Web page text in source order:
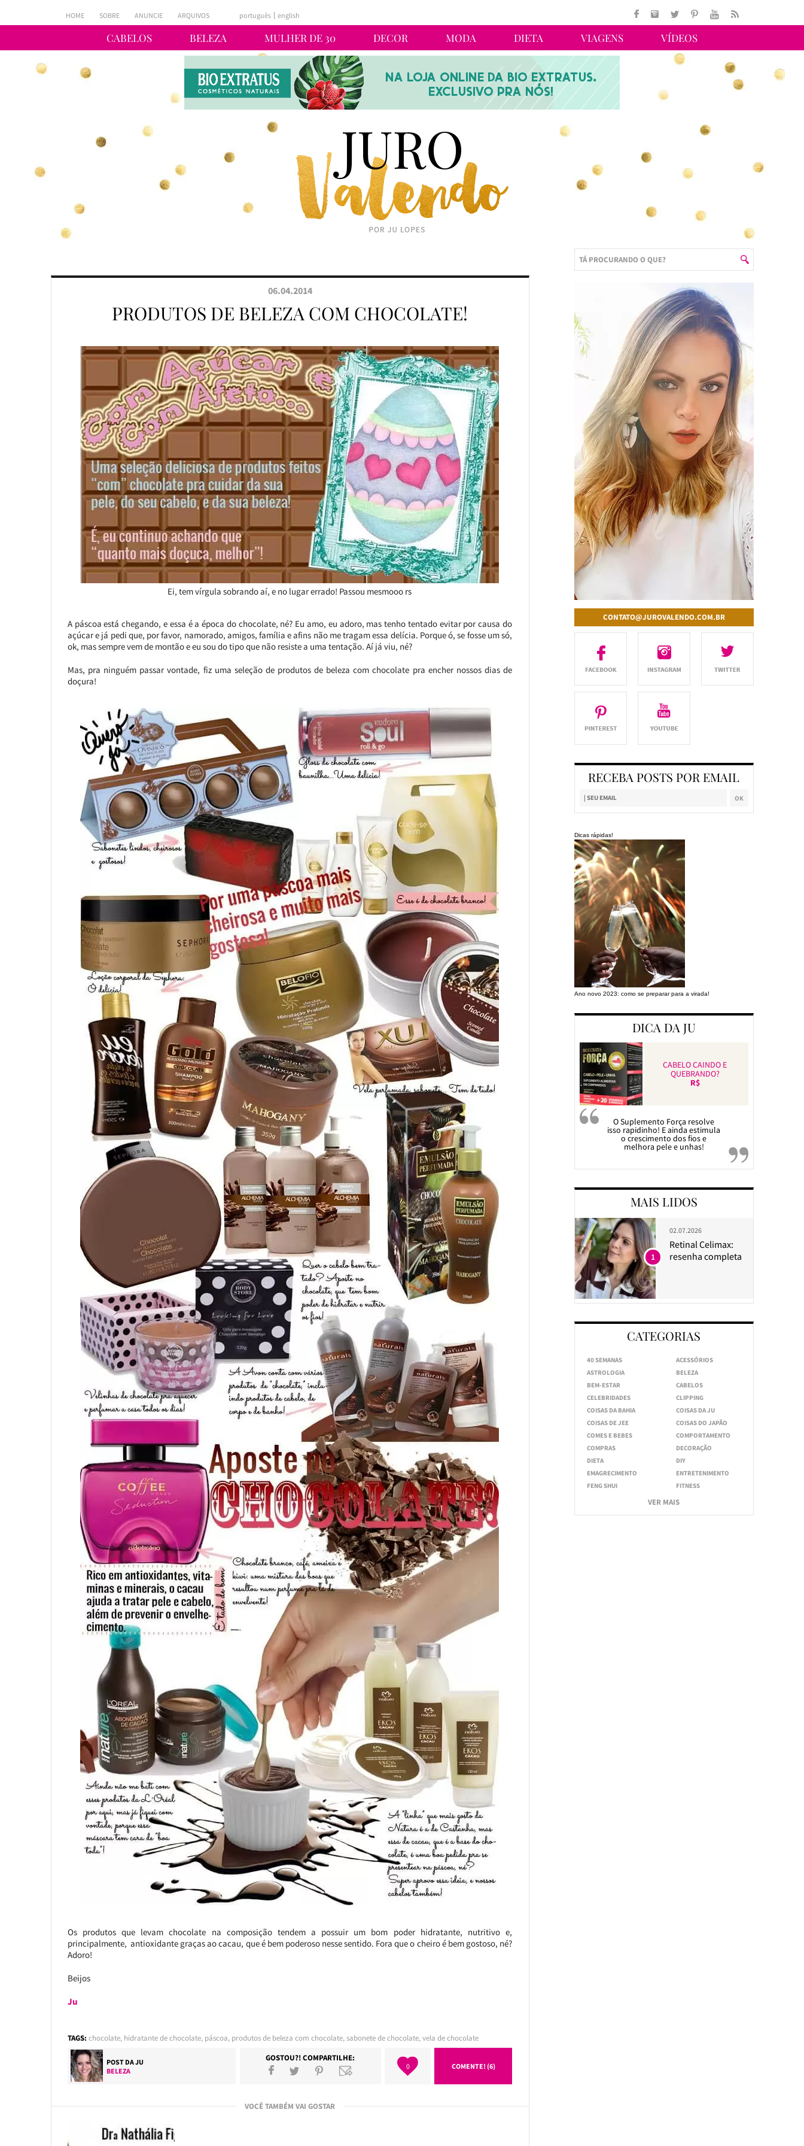
CABELOS BELEZA MULHER DE 30 DECOR MODA DIETA VIAGENS VÍDEOS
HOME SOBRE ANUNCIE ARQUIVOS português english
06.04.2014
PRODUTOS DE BELEZA COM CHOCOLATE!
Ei, tem vírgula sobrando aí, e no lugar errado! Passou mesmooo rs
A páscoa está chegando, e essa é a época do chocolate, né? Eu amo, eu adoro, mas tenho tentado evitar por causa do
açúcar e já pedi que, por favor, namorado, amigos, família e afins não me tragam essa delícia. Porque ó, se fosse um só,
ok, mas sempre vem de montão e eu sou do tipo que não resiste a uma tentação. Aí já viu, né?
Mas, pra ninguém passar vontade, fiz uma seleção de produtos de beleza com chocolate pra encher nossos dias de
doçura!
Os produtos que levam chocolate na composição tendem a possuir um bom poder hidratante, nutritivo e,
principalmente, antioxidante graças ao cacau, que é bem poderoso nesse sentido. Fora que o cheiro é bem gostoso, né?
Adoro!
Beijos
Ju
TAGS: chocolate, hidratante de chocolate, páscoa, produtos de beleza com chocolate,sabonete de chocolate,vela de chocolate
POST DAJU
BELEZA
GOSTOU?! COMPARTILHE:
0 COMENTE! (6)
VOCÊ TAMBÉM VAI GOSTAR
CONTATO@JUROVALENDO.COM.BR
RECEBA POSTS POR EMAIL
Dicas rápidas!
Ano novo 2023: como se preparar para a virada!
DICA DA JU
CABELO CAINDO E
QUEBRANDO?
R$
O Suplemento Força resolve
isso rapidinho! E ainda estimula
o crescimento dos fios e
melhora pele e unhas!
MAIS LIDOS
02.07.2026
Retinal Celimax:
resenha completa
1
CATEGORIAS
40 SEMANAS
ACESSÓRIOS
ASTROLOGIA
BELEZA
BEM-ESTAR
CABELOS
CELEBRIDADES
CLIPPING
COISAS DA BAHIA
COISAS DA JU
COISAS DE JEE
COISAS DO JAPÃO
COMES E BEBES
COMPORTAMENTO
COMPRAS
DECORAÇÃO
DIETA
DIY
EMAGRECIMENTO
ENTRETENIMENTO
FENG SHUI
FITNESS
VER MAIS